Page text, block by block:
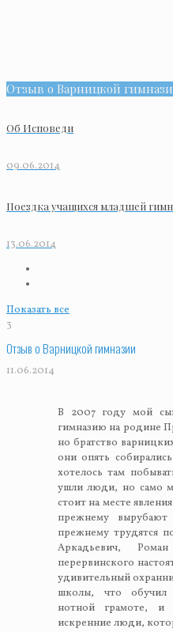
Отзыв о Варницкой
Об Исповеди
09.06.2014
Поездка учащихся младшей
13.06.2014
Показать все
3
Отзыв о Варницкой гимназии
11.06.2014
В 2007 году мой
гимназию на родине
но братство
они опять
хотелось там
ушли люди, но само
стоит на месте
прежнему
прежнему трудятся
Аркадьевич,
перервинского
удивительный
школы, что обучил
нотной грамоте, и
искренние люди,